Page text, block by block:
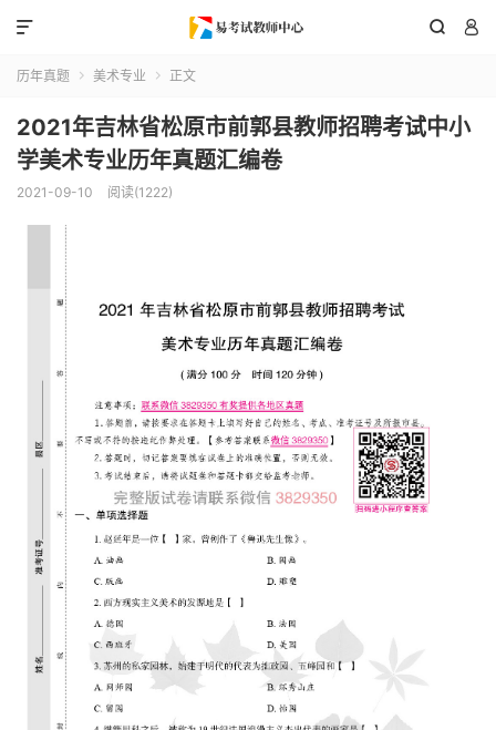
 

历年真题  美术专业  正文
2021年吉林省松原市前郭县教师招聘考试中小
学美术专业历年真题汇编卷
2021-09-10 阅读(1222)